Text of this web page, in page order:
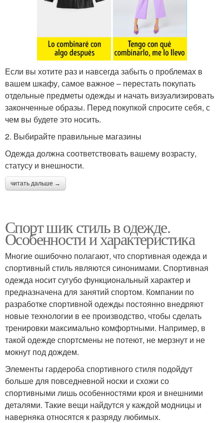
Если вы хотите раз и навсегда забыть о проблемах в
вашем шкафу, самое важное – перестать покупать
отдельные предметы одежды и начать визуализировать
законченные образы. Перед покупкой спросите себя, с
чем вы будете это носить.
2. Выбирайте правильные магазины
Одежда должна соответствовать вашему возрасту,
статусу и внешности.
читать дальше →
Спорт шик стиль в одежде.
Особенности и характеристика
Многие ошибочно полагают, что спортивная одежда и
спортивный стиль являются синонимами. Спортивная
одежда носит сугубо функциональный характер и
предназначена для занятий спортом. Компании по
разработке спортивной одежды постоянно внедряют
новые технологии в ее производство, чтобы сделать
тренировки максимально комфортными. Например, в
такой одежде спортсмены не потеют, не мерзнут и не
мокнут под дождем.
Элементы гардероба спортивного стиля подойдут
больше для повседневной носки и схожи со
спортивными лишь особенностями кроя и внешними
деталями. Такие вещи найдутся у каждой модницы и
наверняка относятся к разряду любимых.